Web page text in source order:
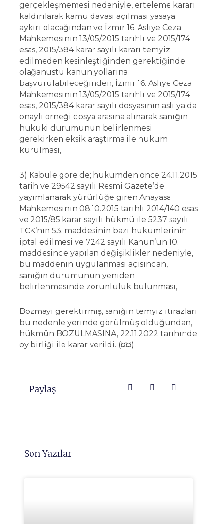
gerçekleşmemesi nedeniyle, erteleme kararı
kaldırılarak kamu davası açılması yasaya
aykırı olacağından ve İzmir 16. Asliye Ceza
Mahkemesinin 13/05/2015 tarihli ve 2015/174
esas, 2015/384 karar sayılı kararı temyiz
edilmeden kesinleştiğinden gerektiğinde
olağanüstü kanun yollarına
başvurulabileceğinden, İzmir 16. Asliye Ceza
Mahkemesinin 13/05/2015 tarihli ve 2015/174
esas, 2015/384 karar sayılı dosyasının aslı ya da
onaylı örneği dosya arasına alınarak sanığın
hukuki durumunun belirlenmesi
gerekirken eksik araştırma ile hüküm
kurulması,
3) Kabule göre de; hükümden önce 24.11.2015
tarih ve 29542 sayılı Resmi Gazete’de
yayımlanarak yürürlüğe giren Anayasa
Mahkemesinin 08.10.2015 tarihli 2014/140 esas
ve 2015/85 karar sayılı hükmü ile 5237 sayılı
TCK’nın 53. maddesinin bazı hükümlerinin
iptal edilmesi ve 7242 sayılı Kanun’un 10.
maddesinde yapılan değişiklikler nedeniyle,
bu maddenin uygulanması açısından,
sanığın durumunun yeniden
belirlenmesinde zorunluluk bulunması,
Bozmayı gerektirmiş, sanığın temyiz itirazları
bu nedenle yerinde görülmüş olduğundan,
hükmün BOZULMASINA, 22.11.2022 tarihinde
oy birliği ile karar verildi. (¤¤)
Paylaş
Son Yazılar